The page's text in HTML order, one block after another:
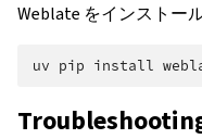
Weblate をインストー
uv pip install